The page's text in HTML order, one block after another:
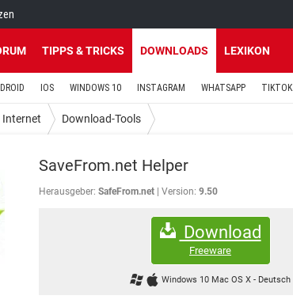
TIPPS & TRICKS DOWNLOADS LEXIKON
IOS WINDOWS 10 INSTAGRAM WHATSAPP TIKTOK
Internet Download-Tools
SaveFrom.net Helper
Herausgeber: SafeFrom.net Version: 9.50
Download
Freeware
Windows 10 Mac OS X - Deutsch